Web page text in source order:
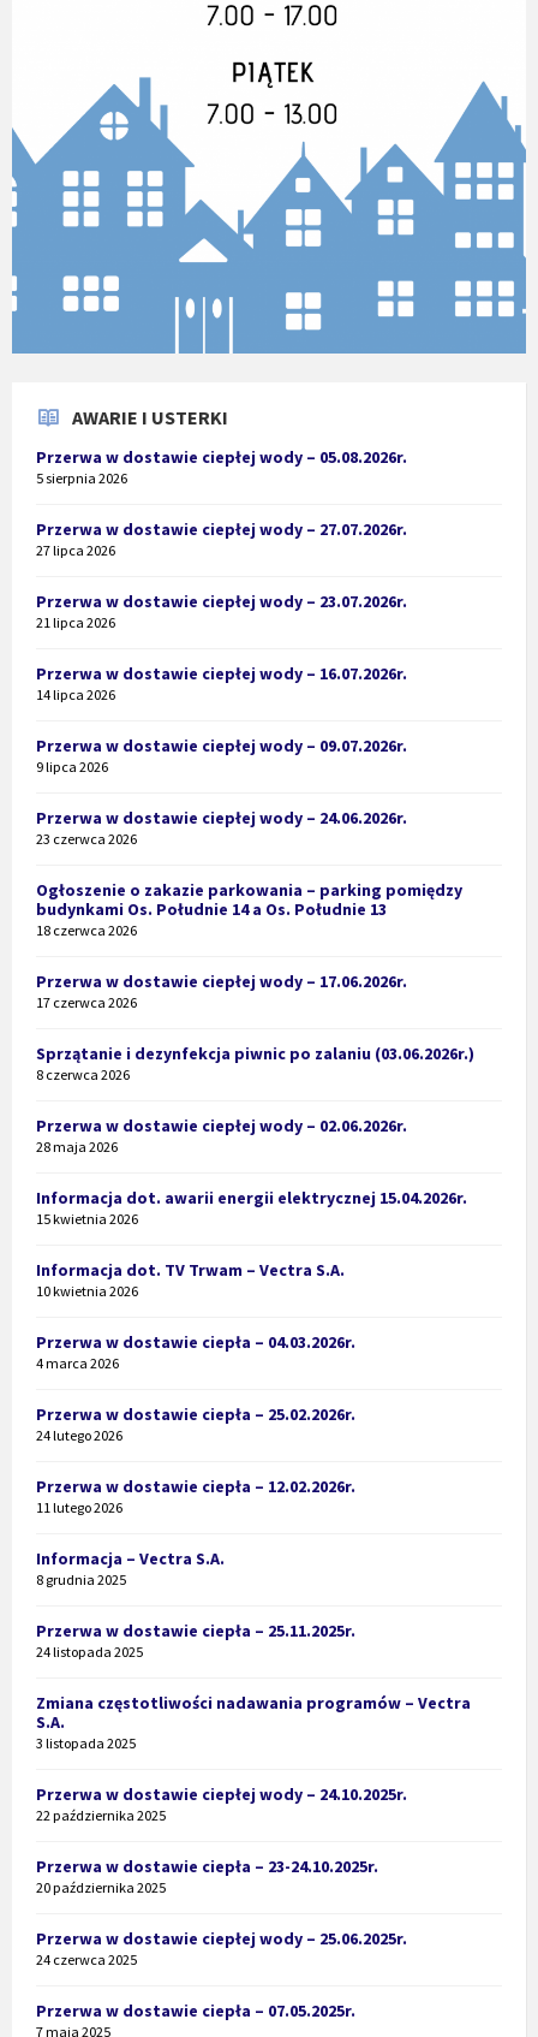
AWARIE I USTERKI
Przerwa w dostawie ciepłej wody – 05.08.2026r.
5 sierpnia 2026
Przerwa w dostawie ciepłej wody – 27.07.2026r.
27 lipca 2026
Przerwa w dostawie ciepłej wody – 23.07.2026r.
21 lipca 2026
Przerwa w dostawie ciepłej wody – 16.07.2026r.
14 lipca 2026
Przerwa w dostawie ciepłej wody – 09.07.2026r.
9 lipca 2026
Przerwa w dostawie ciepłej wody – 24.06.2026r.
23 czerwca 2026
Ogłoszenie o zakazie parkowania – parking pomiędzy
budynkami Os. Południe 14 a Os. Południe 13
18 czerwca 2026
Przerwa w dostawie ciepłej wody – 17.06.2026r.
17 czerwca 2026
Sprzątanie i dezynfekcja piwnic po zalaniu (03.06.2026r.)
8 czerwca 2026
Przerwa w dostawie ciepłej wody – 02.06.2026r.
28 maja 2026
Informacja dot. awarii energii elektrycznej 15.04.2026r.
15 kwietnia 2026
Informacja dot. TV Trwam – Vectra S.A.
10 kwietnia 2026
Przerwa w dostawie ciepła – 04.03.2026r.
4 marca 2026
Przerwa w dostawie ciepła – 25.02.2026r.
24 lutego 2026
Przerwa w dostawie ciepła – 12.02.2026r.
11 lutego 2026
Informacja – Vectra S.A.
8 grudnia 2025
Przerwa w dostawie ciepła – 25.11.2025r.
24 listopada 2025
Zmiana częstotliwości nadawania programów – Vectra
S.A.
3 listopada 2025
Przerwa w dostawie ciepłej wody – 24.10.2025r.
22 października 2025
Przerwa w dostawie ciepła – 23-24.10.2025r.
20 października 2025
Przerwa w dostawie ciepłej wody – 25.06.2025r.
24 czerwca 2025
Przerwa w dostawie ciepła – 07.05.2025r.
7 maja 2025